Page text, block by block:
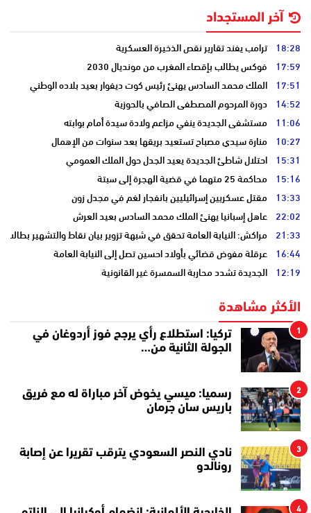
آخر المستجداد
18:28 ترامب يفند تقارير نقص الذخيرة العسكرية
17:59 فوكس يطالب بإقصاء المغرب من مونديال 2030
17:51 الملك محمد السادس يهنئ رئيس كوت ديفوار بعيد بلاده الوطني
14:52 دورة المرحوم المصطفى الصافي بالحوزية
11:06 مستشفى الجديدة ينفي مزاعم ولادة سيدة أمام بوابته
10:27 منارة سيدي مصباح تستعيد بريقها بعد سنوات من الإهمال
15:31 احتلال شاطئ الجديدة يعيد الجدل حول الملك العمومي
15:16 محاكمة 25 متهما في قضية الهجرة إلى سبتة
13:33 مقتل عسكريين إسرائيليين بانفجار لغم في مجدل زون
22:02 عاهل إسبانيا يهنئ الملك محمد السادس بعيد العرش
21:33 مراكش: النيابة العامة تحقق في شبهة تزوير بيان نقاط والتشهير بطالب
16:44 عرقلة مفوض قضائي بأولاد احسين تصل إلى النيابة العامة
12:19 الجديدة تشدد محاربة السمسرة غير القانونية
الأكثر مشاهدة
1
تركيا: استطلاع رأي يرجح فوز أردوغان في
الجولة الثانية من…
2
رسميا: ميسي يخوض آخر مباراة له مع فريق
باريس سان جرمان
3
نادي النصر السعودي يترقب تقريرا عن إصابة
رونالدو
4